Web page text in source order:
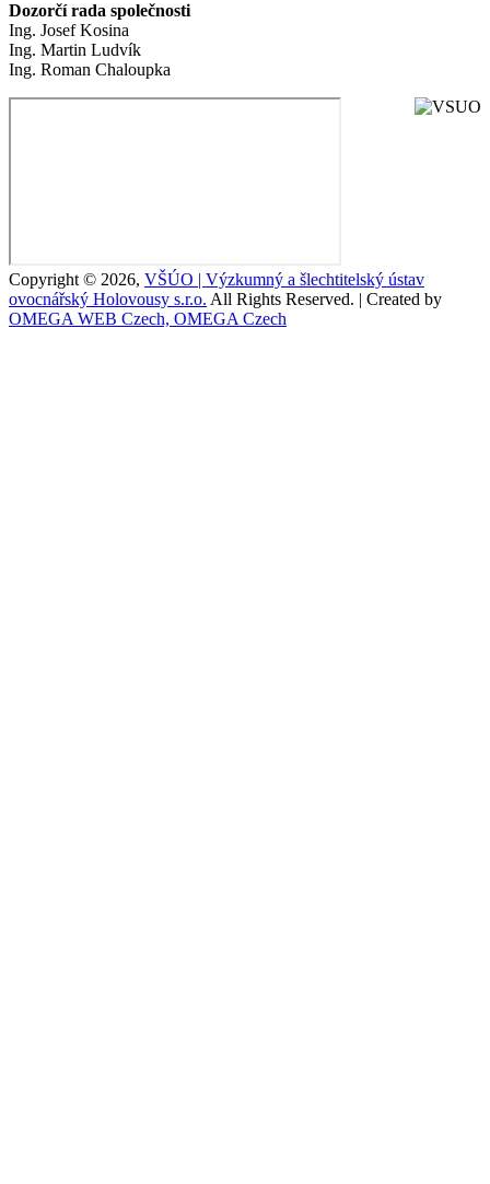
Dozorčí rada společnosti
Ing. Josef Kosina
Ing. Martin Ludvík
Ing. Roman Chaloupka
Copyright © 2026, VŠÚO | Výzkumný a šlechtitelský ústav
ovocnářský Holovousy s.r.o. All Rights Reserved. | Created by
OMEGA WEB Czech, OMEGA Czech